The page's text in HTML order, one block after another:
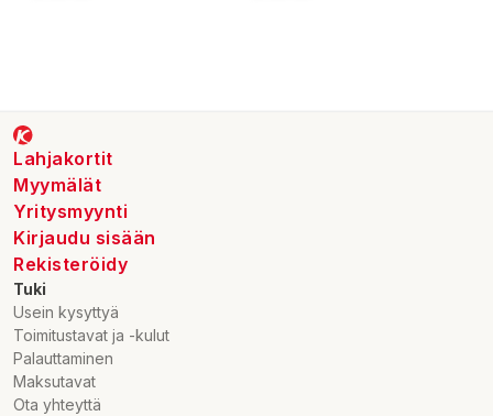
Lahjakortit
Myymälät
Yritysmyynti
Kirjaudu sisään
Rekisteröidy
Tuki
Usein kysyttyä
Toimitustavat ja -kulut
Palauttaminen
Maksutavat
Ota yhteyttä